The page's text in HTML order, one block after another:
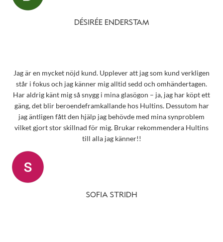
DÉSIRÉE ENDERSTAM
Jag är en mycket nöjd kund. Upplever att jag som kund verkligen
står i fokus och jag känner mig alltid sedd och omhändertagen.
Har aldrig känt mig så snygg i mina glasögon – ja, jag har köpt ett
gäng, det blir beroendeframkallande hos Hultins. Dessutom har
jag äntligen fått den hjälp jag behövde med mina synproblem
vilket gjort stor skillnad för mig. Brukar rekommendera Hultins
till alla jag känner!!
SOFIA STRIDH